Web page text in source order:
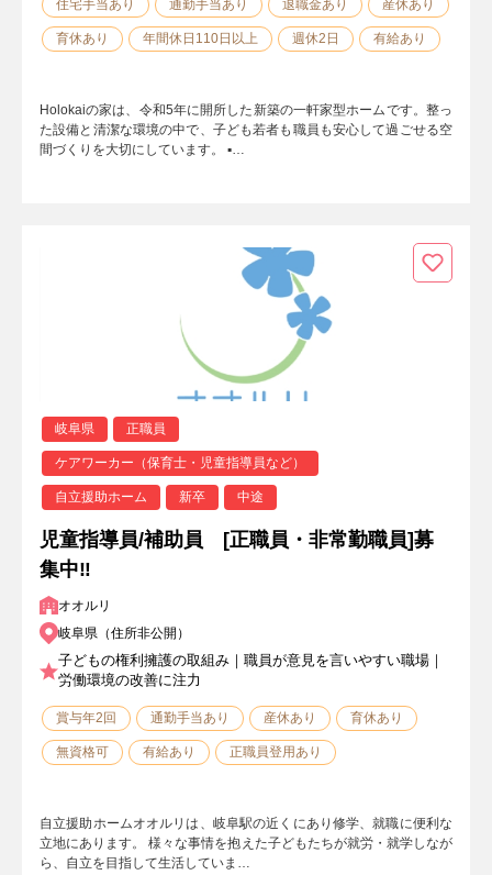
住宅手当あり 通勤手当あり 退職金あり 産休あり
育休あり 年間休日110日以上 週休2日 有給あり
Holokaiの家は、令和5年に開所した新築の一軒家型ホームです。整っ
た設備と清潔な環境の中で、子ども若者も職員も安心して過ごせる空
間づくりを大切にしています。 ▪️…
岐阜県 正職員
ケアワーカー（保育士・児童指導員など）
自立援助ホーム 新卒 中途
児童指導員/補助員 [正職員・非常勤職員]募
集中‼
オオルリ
岐阜県（住所非公開）
子どもの権利擁護の取組み｜職員が意見を言いやすい職場｜
労働環境の改善に注力
賞与年2回 通勤手当あり 産休あり 育休あり
無資格可 有給あり 正職員登用あり
自立援助ホームオオルリは、岐阜駅の近くにあり修学、就職に便利な
立地にあります。 様々な事情を抱えた子どもたちが就労・就学しなが
ら、自立を目指して生活していま…